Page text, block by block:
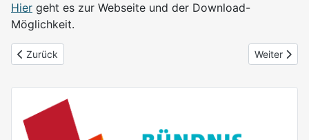
Hier geht es zur Webseite und der Download-
Möglichkeit.
Vorheriger Beitrag: ZusammenWachsen – Engagiert im Revier
Zurück Nächster
Weiter